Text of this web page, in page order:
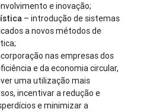
e inovação;
– introdução de sistemas
a novos métodos de
nas empresas dos
e da economia circular,
uma utilização mais
incentivar a redução e
e minimizar a